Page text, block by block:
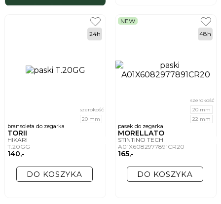
bransoleta do zegarka
TORII
HIKARI
T.20GG
140,-
szerokość
20 mm
24h
DO KOSZYKA
pasek do zegarka
MORELLATO
STINTINO TECH
A01X6082977891CR20
165,-
NEW
szerokość
20 mm
22 mm
48h
DO KOSZYKA